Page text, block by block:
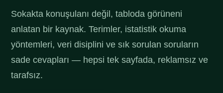
Sokakta konuşulanı değil, tabloda görüneni
anlatan bir kaynak. Terimler, istatistik okuma
yöntemleri, veri disiplini ve sık sorulan soruların
sade cevapları — hepsi tek sayfada, reklamsız ve
tarafsız.